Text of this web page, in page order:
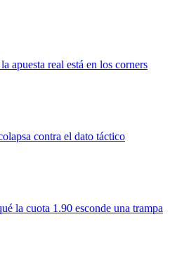
apuesta real está en los corners
contra el dato táctico
la cuota 1.90 esconde una trampa